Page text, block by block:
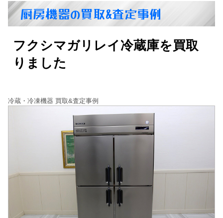
厨房機器の買取&査定事例
フクシマガリレイ冷蔵庫を買取
りました
冷蔵・冷凍機器 買取&査定事例